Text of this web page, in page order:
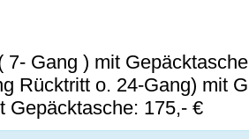
7- Gang ) mit
Rücktritt o. 24-Gang) mit
Gepäcktasche: 175,- €